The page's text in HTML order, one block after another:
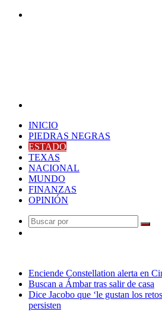
INICIO
PIEDRAS NEGRAS
ESTADO
TEXAS
NACIONAL
MUNDO
FINANZAS
OPINIÓN
Enciende Constellation alerta en
Buscan a Ámbar tras salir de casa
Dice Jacobo que ‘le gustan los
persisten